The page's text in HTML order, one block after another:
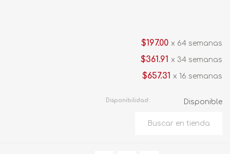
$197.00 x 64 semanas
$361.91 x 34 semanas
$657.31 x 16 semanas
Disponibilidad: Disponible